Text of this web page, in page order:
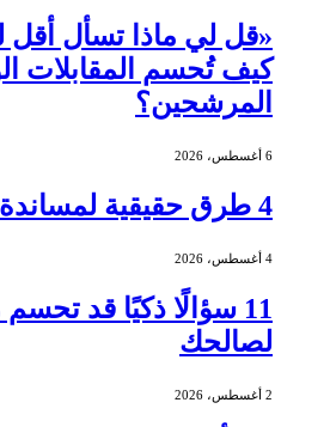
«قل لي ماذا تسأل
كيف تُحسم المقابلات
المرشحين؟
6 أغسطس، 2026
4 طرق حقيقية لمساندة زميل يمر بمحنة
4 أغسطس، 2026
11 سؤالًا ذكيًا قد
لصالحك
2 أغسطس، 2026